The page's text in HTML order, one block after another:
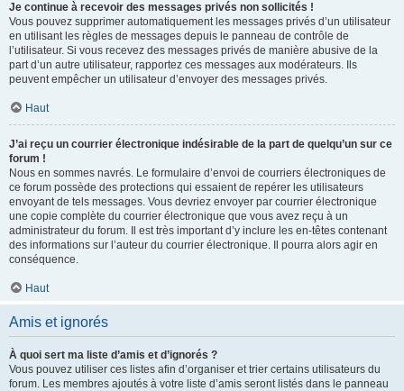
Je continue à recevoir des messages privés non sollicités !
Vous pouvez supprimer automatiquement les messages privés d’un utilisateur
en utilisant les règles de messages depuis le panneau de contrôle de
l’utilisateur. Si vous recevez des messages privés de manière abusive de la
part d’un autre utilisateur, rapportez ces messages aux modérateurs. Ils
peuvent empêcher un utilisateur d’envoyer des messages privés.
Haut
J’ai reçu un courrier électronique indésirable de la part de quelqu’un sur ce
forum !
Nous en sommes navrés. Le formulaire d’envoi de courriers électroniques de
ce forum possède des protections qui essaient de repérer les utilisateurs
envoyant de tels messages. Vous devriez envoyer par courrier électronique
une copie complète du courrier électronique que vous avez reçu à un
administrateur du forum. Il est très important d’y inclure les en-têtes contenant
des informations sur l’auteur du courrier électronique. Il pourra alors agir en
conséquence.
Haut
Amis et ignorés
À quoi sert ma liste d’amis et d’ignorés ?
Vous pouvez utiliser ces listes afin d’organiser et trier certains utilisateurs du
forum. Les membres ajoutés à votre liste d’amis seront listés dans le panneau